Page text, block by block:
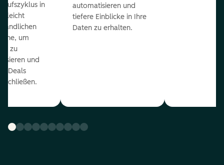
in
leicht
um
zu
und
Deals
automatisieren und
tiefere Einblicke in Ihre
Daten zu erhalten.